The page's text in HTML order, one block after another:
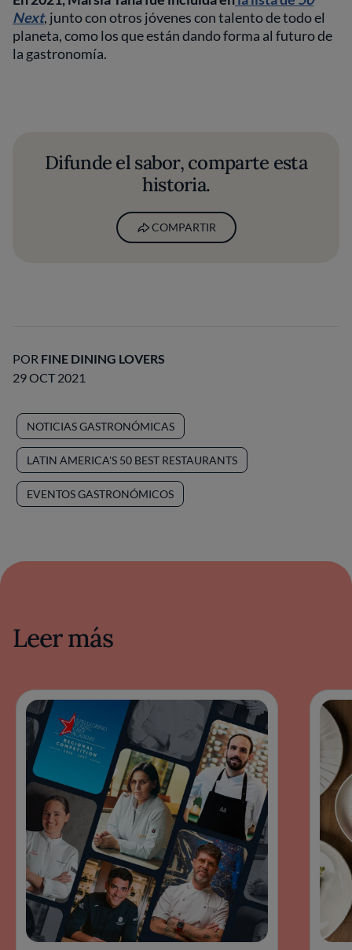
Next, junto con otros jóvenes con talento de todo el
planeta, como los que están dando forma al futuro de
la gastronomía.
Difunde el sabor, comparte esta
historia.
COMPARTIR
POR FINE DINING LOVERS
29 OCT 2021
NOTICIAS GASTRONÓMICAS
LATIN AMERICA'S 50 BEST RESTAURANTS
EVENTOS GASTRONÓMICOS
Leer más